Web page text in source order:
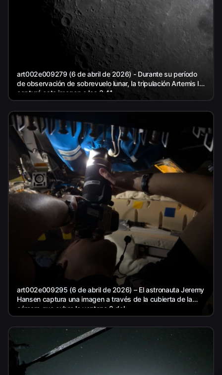
art002e009279 (6 de abril de 2026) - Durante su período
de observación de sobrevuelo lunar, la tripulación Artemis II
capturó esta imagen a las 3:41...
art002e009295 (6 de abril de 2026) – El astronauta Jeremy
Hansen captura una imagen a través de la cubierta de la
cámara que cubre la ventana 2 del...